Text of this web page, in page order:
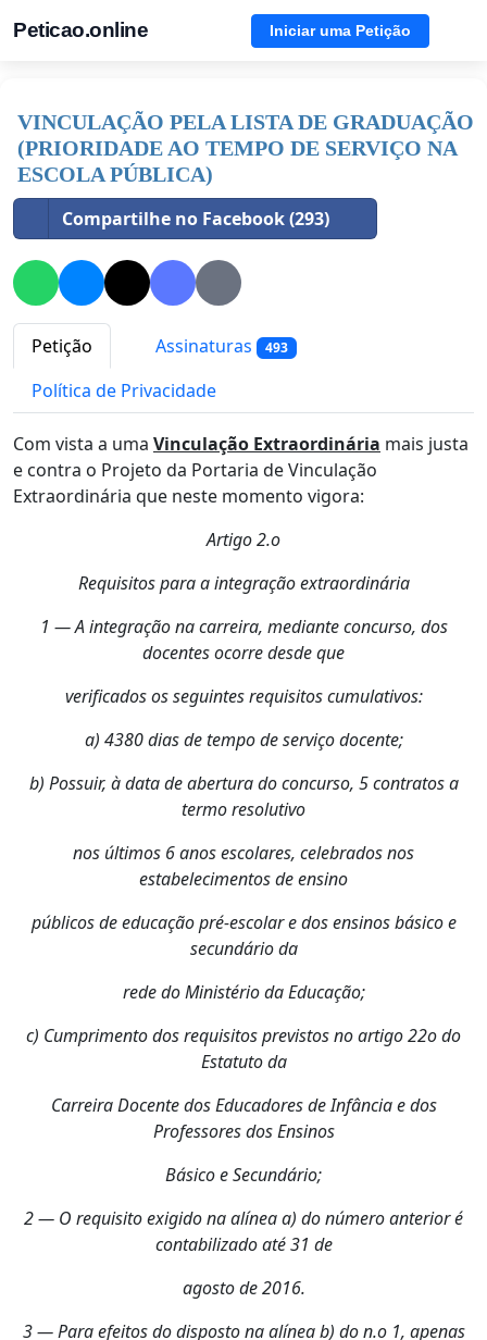
Peticao.online Iniciar uma Petição
VINCULAÇÃO PELA LISTA DE GRADUAÇÃO
(PRIORIDADE AO TEMPO DE SERVIÇO NA
ESCOLA PÚBLICA)
Compartilhe no Facebook (293)
Petição Assinaturas 493
Política de Privacidade
Com vista a uma Vinculação Extraordinária mais justa
e contra o Projeto da Portaria de Vinculação
Extraordinária que neste momento vigora:
Artigo 2.o
Requisitos para a integração extraordinária
1 — A integração na carreira, mediante concurso, dos
docentes ocorre desde que
verificados os seguintes requisitos cumulativos:
a) 4380 dias de tempo de serviço docente;
b) Possuir, à data de abertura do concurso, 5 contratos a
termo resolutivo
nos últimos 6 anos escolares, celebrados nos
estabelecimentos de ensino
públicos de educação pré-escolar e dos ensinos básico e
secundário da
rede do Ministério da Educação;
c) Cumprimento dos requisitos previstos no artigo 22o do
Estatuto da
Carreira Docente dos Educadores de Infância e dos
Professores dos Ensinos
Básico e Secundário;
2 — O requisito exigido na alínea a) do número anterior é
contabilizado até 31 de
agosto de 2016.
3 — Para efeitos do disposto na alínea b) do n.o 1, apenas